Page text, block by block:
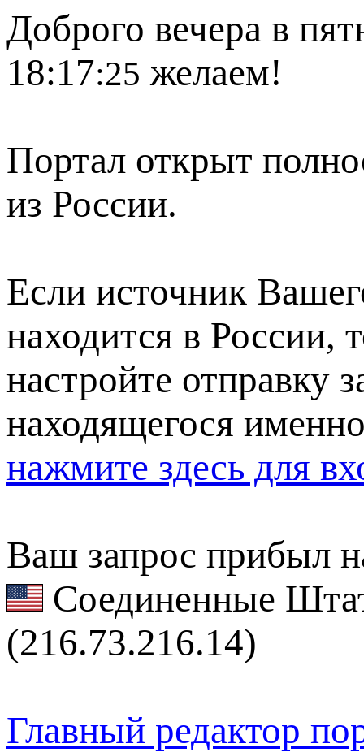
Доброго вечера в
18:17:25 желаем!
Портал открыт
из России.
Если источник
находится в России,
настройте отправку
находящегося
нажмите здесь для
Ваш запрос прибыл
Соединенные
(216.73.216.14)
Главный редактор